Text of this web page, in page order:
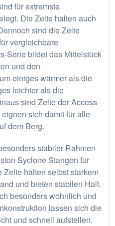
für extremste
Die Zelte halten auch
sind die Zelte
vergleichbare
Serie bildet das Mittelstück
und den
einiges wärmer als die
leichter als die
sind Zelte der Access-
sich damit für alle
dem Berg.
stabiler Rahmen
Syclone Stangen für
halten selbst starkem
und bieten stabilen Halt.
besonders wohnlich und
lassen sich die
und schnell aufstellen.